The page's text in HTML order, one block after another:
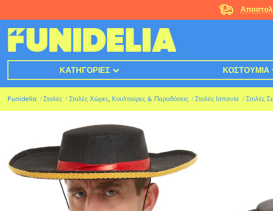
ΚΑΤΗΓΟΡΊΕΣ ΚΟΣΤΟΎΜΙΑ
Funidelia Στολές Στολές Χώρες, Κουλτούρες & Παραδόσεις Στολές Ισπανία Στολές